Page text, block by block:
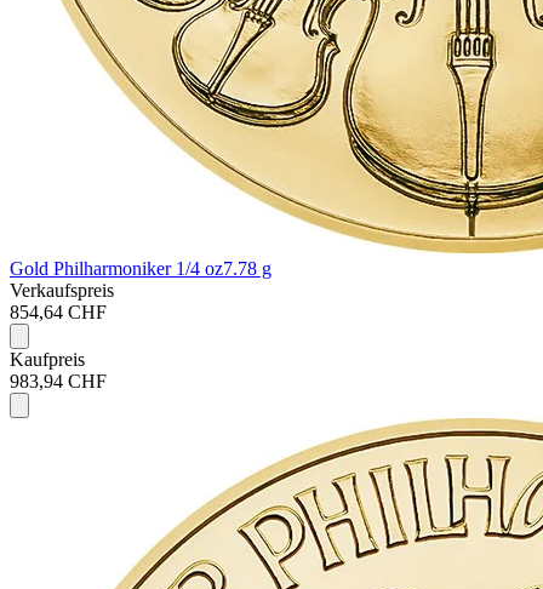
Gold Philharmoniker 1/4 oz7.78 g
Verkaufspreis
854,64 CHF
Kaufpreis
983,94 CHF